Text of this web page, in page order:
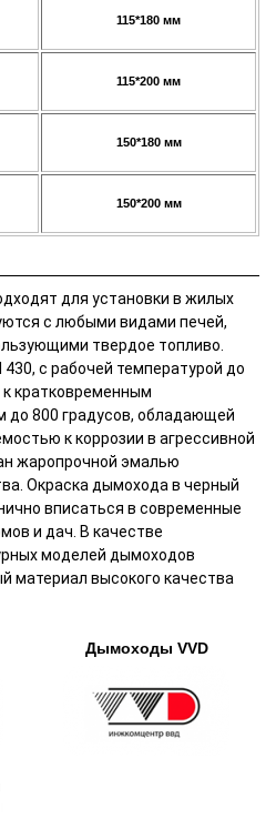
115*180 мм
115*200 мм
150*180 мм
150*200 мм
для установки в жилых
с любыми видами печей,
твердое топливо.
430, с рабочей температурой до
к кратковременным
до 800 градусов, обладающей
к коррозии в агрессивной
жаропрочной эмалью
Окраска дымохода в черный
вписаться в современные
и дач. В качестве
моделей дымоходов
материал высокого качества
Дымоходы VVD